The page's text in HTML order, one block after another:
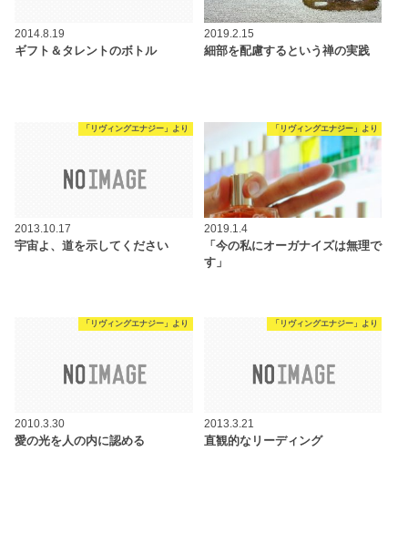
2014.8.19
ギフト＆タレントのボトル
2019.2.15
細部を配慮するという禅の実践
「リヴィングエナジー」より
2013.10.17
宇宙よ、道を示してください
「リヴィングエナジー」より
2019.1.4
「今の私にオーガナイズは無理で
す」
「リヴィングエナジー」より
2010.3.30
愛の光を人の内に認める
「リヴィングエナジー」より
2013.3.21
直観的なリーディング